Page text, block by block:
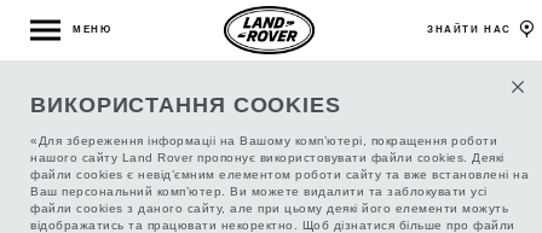
ВИКОРИСТАННЯ COOKIES
«Для збереження інформаціі на Вашому комп’ютері, покращення роботи
нашого сайту Land Rover пропонує використовувати файли cookies. Деякі
файли cookies є невід’ємним елементом роботи сайту та вже встановлені на
Ваш персональний комп’ютер. Ви можете видалити та заблокувати усі
файли cookies з даного сайту, але при цьому деякі його елементи можуть
відображатись та працювати некоректно. Щоб дізнатися більше про файли
МЕНЮ ЗНАЙТИ НАС
БРИЗКОВИКИ ПЕРЕДНІ, КОМПЛЕКТ